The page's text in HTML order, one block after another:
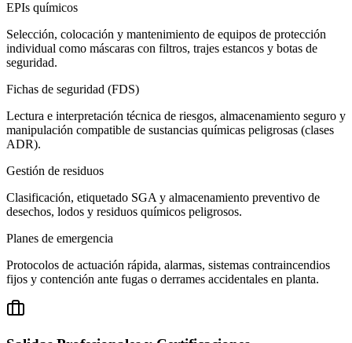
EPIs químicos
Selección, colocación y mantenimiento de equipos de protección
individual como máscaras con filtros, trajes estancos y botas de
seguridad.
Fichas de seguridad (FDS)
Lectura e interpretación técnica de riesgos, almacenamiento seguro y
manipulación compatible de sustancias químicas peligrosas (clases
ADR).
Gestión de residuos
Clasificación, etiquetado SGA y almacenamiento preventivo de
desechos, lodos y residuos químicos peligrosos.
Planes de emergencia
Protocolos de actuación rápida, alarmas, sistemas contraincendios
fijos y contención ante fugas o derrames accidentales en planta.